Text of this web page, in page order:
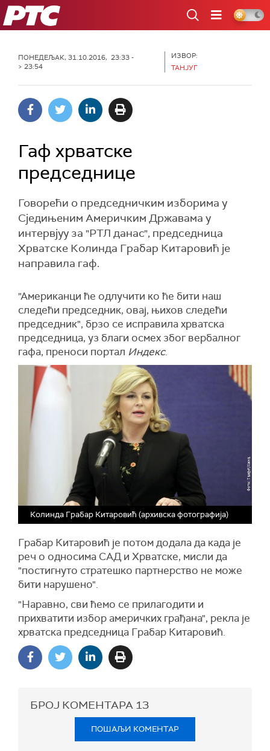
РТС
ПОНЕДЕЉАК, 31.10.2016, 23:33 -
> 23:54
ИЗВОР:
ТАНЈУГ
Гаф хрватске
председнице
Говорећи о председничким изборима у
Сједињеним Америчким Државама у
интервјуу за "РТЛ данас", председница
Хрватске Колинда Грабар Китаровић је
направила гаф.
"Американци ће одлучити ко ће бити наш
следећи председник, овај, њихов следећи
председник", брзо се исправила хрватска
председница, уз благи осмех због вербалног
гафа, преноси портал Индекс.
Колинда Грабар Китаровић (архивска фотографија)
Грабар Китаровић је потом додала да када је
реч о односима САД и Хрватске, мисли да
"постигнуто стратешко партнерство не може
бити нарушено".
"Наравно, сви ћемо се прилагодити и
прихватити избор америчких грађана", рекла је
хрватска председница Грабар Китаровић.
БРОЈ КОМЕНТАРА 13
ПОШАЉИ КОМЕНТАР